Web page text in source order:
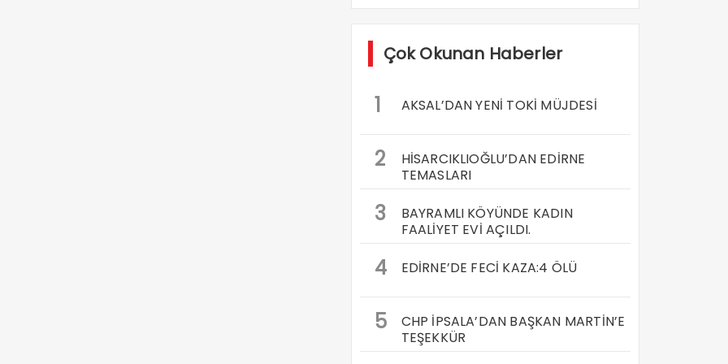
Çok Okunan Haberler
1 AKSAL’DAN YENİ TOKİ MÜJDESİ
2
HİSARCIKLIOĞLU’DAN EDİRNE
TEMASLARI
3
BAYRAMLI KÖYÜNDE KADIN
FAALİYET EVİ AÇILDI.
4 EDİRNE’DE FECİ KAZA:4 ÖLÜ
5
CHP İPSALA’DAN BAŞKAN MARTİN’E
TEŞEKKÜR